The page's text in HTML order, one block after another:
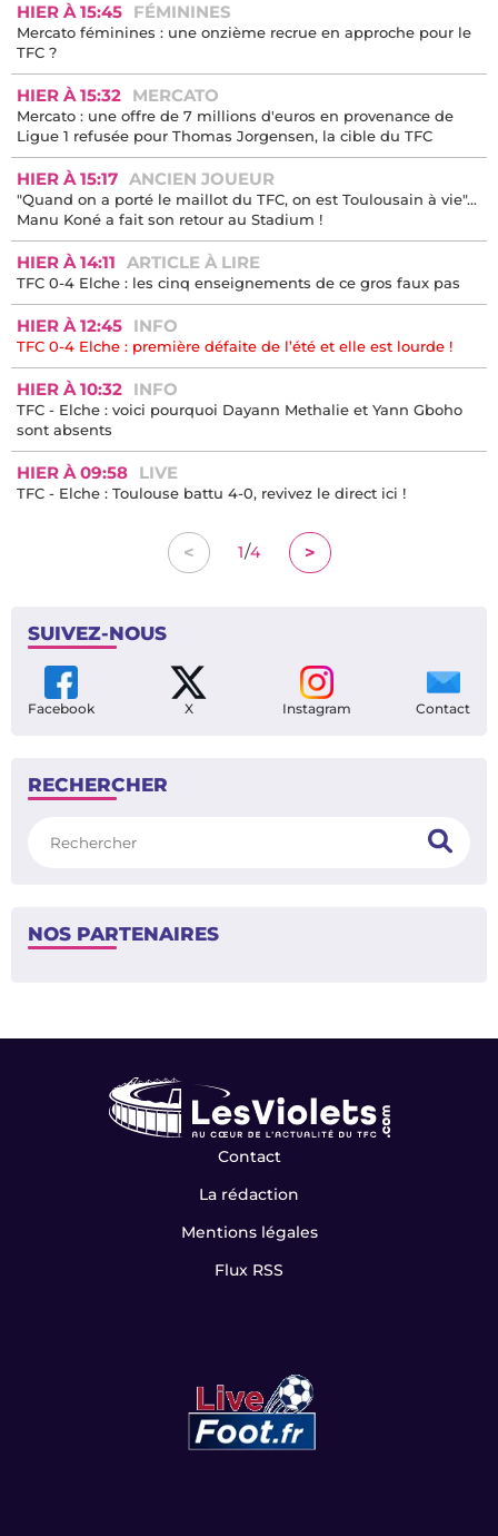
HIER À 15:45 FÉMININES
Mercato féminines : une onzième recrue en approche pour le
TFC ?
HIER À 15:32 MERCATO
Mercato : une offre de 7 millions d'euros en provenance de
Ligue 1 refusée pour Thomas Jorgensen, la cible du TFC
HIER À 15:17 ANCIEN JOUEUR
"Quand on a porté le maillot du TFC, on est Toulousain à vie"...
Manu Koné a fait son retour au Stadium !
HIER À 14:11 ARTICLE À LIRE
TFC 0-4 Elche : les cinq enseignements de ce gros faux pas
HIER À 12:45 INFO
TFC 0-4 Elche : première défaite de l’été et elle est lourde !
HIER À 10:32 INFO
TFC - Elche : voici pourquoi Dayann Methalie et Yann Gboho
sont absents
HIER À 09:58 LIVE
TFC - Elche : Toulouse battu 4-0, revivez le direct ici !
< 1/4 >
SUIVEZ-NOUS
Facebook X Instagram Contact
RECHERCHER
NOS PARTENAIRES
Contact
La rédaction
Mentions légales
Flux RSS